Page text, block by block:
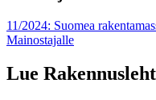
11/2024: Suomea
Mainostajalle
Lue